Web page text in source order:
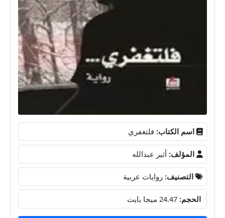
اسم الكتاب: فلتغفري
المؤلف: أثير عبدالله
التصنيف: روايات عربية
الحجم: